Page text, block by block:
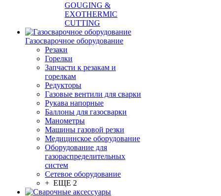
GOUGING &
EXOTHERMIC
CUTTING
Газосварочное оборудование
Резаки
Горелки
Запчасти к резакам и
горелкам
Редукторы
Газовые вентили для сварки
Рукава напорные
Баллоны для газосварки
Манометры
Машины газовой резки
Медицинское оборудование
Оборудование для
газораспределительных
систем
Сетевое оборудование
+ ЕЩЕ 2